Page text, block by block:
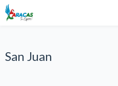
San Juan